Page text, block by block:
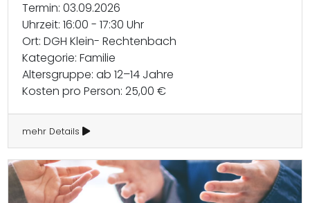
Termin: 03.09.2026
Uhrzeit: 16:00 - 17:30 Uhr
Ort: DGH Klein- Rechtenbach
Kategorie: Familie
Altersgruppe: ab 12–14 Jahre
Kosten pro Person: 25,00 €
mehr Details